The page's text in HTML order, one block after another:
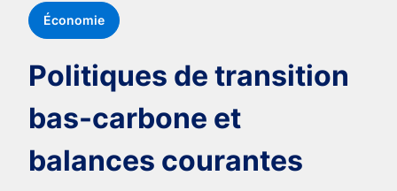
Économie
Politiques de transition
bas-carbone et
balances courantes